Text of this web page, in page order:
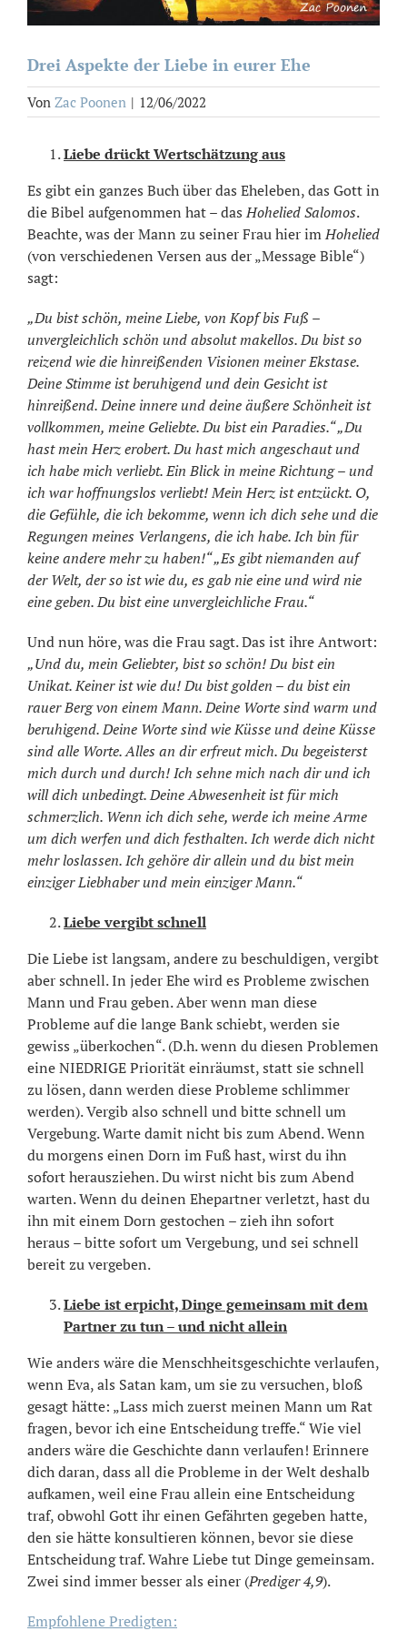
Drei Aspekte der Liebe in eurer Ehe
Von Zac Poonen | 12/06/2022
Liebe drückt Wertschätzung aus
Es gibt ein ganzes Buch über das Eheleben, das Gott in
die Bibel aufgenommen hat – dasHohelied Salomos.
Beachte, was der Mann zu seiner Frau hier imHohelied
(von verschiedenen Versen aus der „Message Bible“)
sagt:
„Du bist schön, meine Liebe, von Kopf bis Fuß –
unvergleichlich schön und absolut makellos. Du bist so
reizend wie die hinreißenden Visionen meiner Ekstase.
Deine Stimme ist beruhigend und dein Gesicht ist
hinreißend. Deine innere und deine äußere Schönheit ist
vollkommen, meine Geliebte. Du bist ein Paradies.“ „Du
hast mein Herz erobert. Du hast mich angeschaut und
ich habe mich verliebt. Ein Blick in meine Richtung – und
ich war hoffnungslos verliebt! Mein Herz ist entzückt. O,
die Gefühle, die ich bekomme, wenn ich dich sehe und die
Regungen meines Verlangens, die ich habe. Ich bin für
keine andere mehr zu haben!“ „Es gibt niemanden auf
der Welt, der so ist wie du, es gab nie eine und wird nie
eine geben. Du bist eine unvergleichliche Frau.“
Und nun höre, was die Frau sagt. Das ist ihre Antwort:
„Und du, mein Geliebter, bist so schön! Du bist ein
Unikat. Keiner ist wie du! Du bist golden – du bist ein
rauer Berg von einem Mann. Deine Worte sind warm und
beruhigend. Deine Worte sind wie Küsse und deine Küsse
sind alle Worte. Alles an dir erfreut mich. Du begeisterst
mich durch und durch! Ich sehne mich nach dir und ich
will dich unbedingt. Deine Abwesenheit ist für mich
schmerzlich. Wenn ich dich sehe, werde ich meine Arme
um dich werfen und dich festhalten. Ich werde dich nicht
mehr loslassen. Ich gehöre dir allein und du bist mein
einziger Liebhaber und mein einziger Mann.“
Liebe vergibt schnell
Die Liebe ist langsam, andere zu beschuldigen, vergibt
aber schnell. In jeder Ehe wird es Probleme zwischen
Mann und Frau geben. Aber wenn man diese
Probleme auf die lange Bank schiebt, werden sie
gewiss „überkochen“. (D.h. wenn du diesen Problemen
eine NIEDRIGE Priorität einräumst, statt sie schnell
zu lösen, dann werden diese Probleme schlimmer
werden). Vergib also schnell und bitte schnell um
Vergebung. Warte damit nicht bis zum Abend. Wenn
du morgens einen Dorn im Fuß hast, wirst du ihn
sofort herausziehen. Du wirst nicht bis zum Abend
warten. Wenn du deinen Ehepartner verletzt, hast du
ihn mit einem Dorn gestochen – zieh ihn sofort
heraus – bitte sofort um Vergebung, und sei schnell
bereit zu vergeben.
Liebe ist erpicht, Dinge gemeinsam mit dem
Partner zu tun – und nicht allein
Wie anders wäre die Menschheitsgeschichte verlaufen,
wenn Eva, als Satan kam, um sie zu versuchen, bloß
gesagt hätte: „Lass mich zuerst meinen Mann um Rat
fragen, bevor ich eine Entscheidung treffe.“ Wie viel
anders wäre die Geschichte dann verlaufen! Erinnere
dich daran, dass all die Probleme in der Welt deshalb
aufkamen, weil eine Frau allein eine Entscheidung
traf, obwohl Gott ihr einen Gefährten gegeben hatte,
den sie hätte konsultieren können, bevor sie diese
Entscheidung traf. Wahre Liebe tut Dinge gemeinsam.
Zwei sind immer besser als einer (Prediger 4,9).
Empfohlene Predigten: